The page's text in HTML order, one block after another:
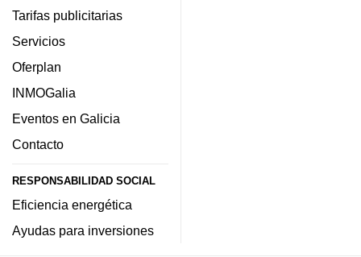
Tarifas publicitarias
Servicios
Oferplan
INMOGalia
Eventos en Galicia
Contacto
RESPONSABILIDAD SOCIAL
Eficiencia energética
Ayudas para inversiones